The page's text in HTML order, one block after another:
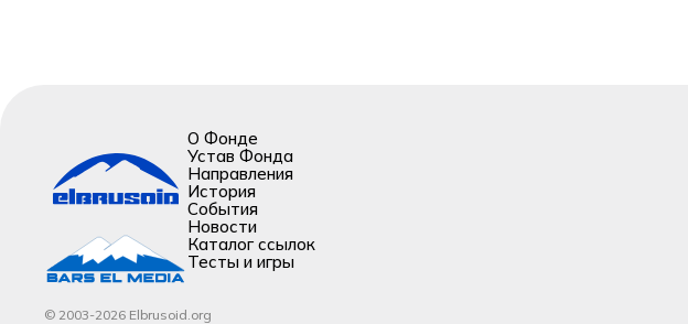
О Фонде
Устав Фонда
Направления
История
События
Новости
Каталог ссылок
Тесты и игры
© 2003-2026 Elbrusoid.org